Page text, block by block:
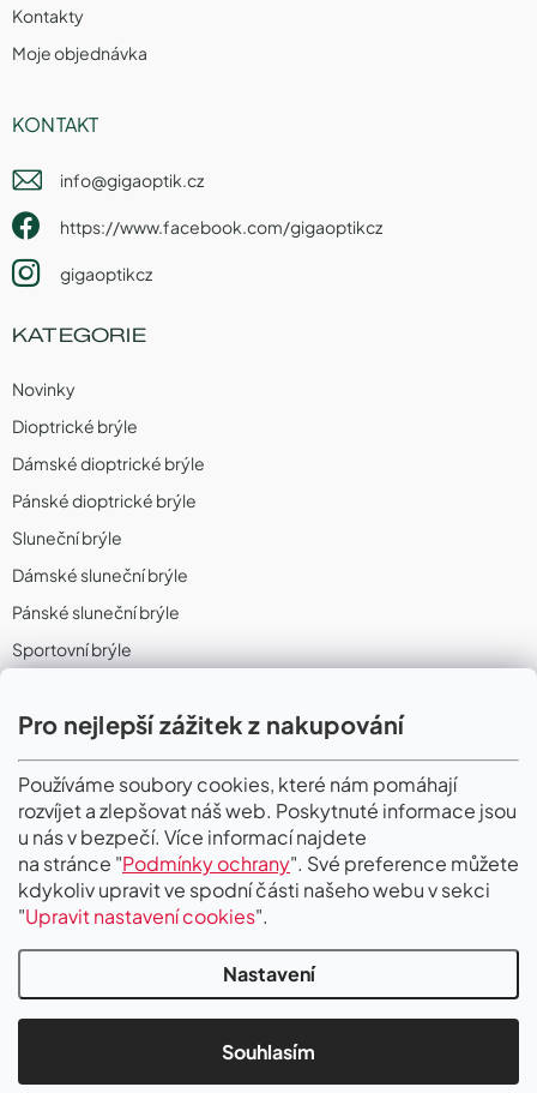
Pro nejlepší zážitek z nakupování
Používáme soubory cookies, které nám pomáhají
rozvíjet a zlepšovat náš web. Poskytnuté informace jsou
u nás v bezpečí. Více informací najdete
na stránce "Podmínky ochrany". Své preference můžete
kdykoliv upravit ve spodní části našeho webu v sekci
"Upravit nastavení cookies".
Nastavení
Souhlasím
Kontakty
Moje objednávka
KONTAKT
info@gigaoptik.cz
https://www.facebook.com/gigaoptikcz
gigaoptikcz
KATEGORIE
Novinky
Dioptrické brýle
Dámské dioptrické brýle
Pánské dioptrické brýle
Sluneční brýle
Dámské sluneční brýle
Pánské sluneční brýle
Sportovní brýle
Sportovní dioptrické brýle
II. Jakost
PŘIJÍMÁME ONLINE PLATBY
Copyright 2026Gigaoptik. Všechna práva vyhrazena.Upravit nastavení
cookies